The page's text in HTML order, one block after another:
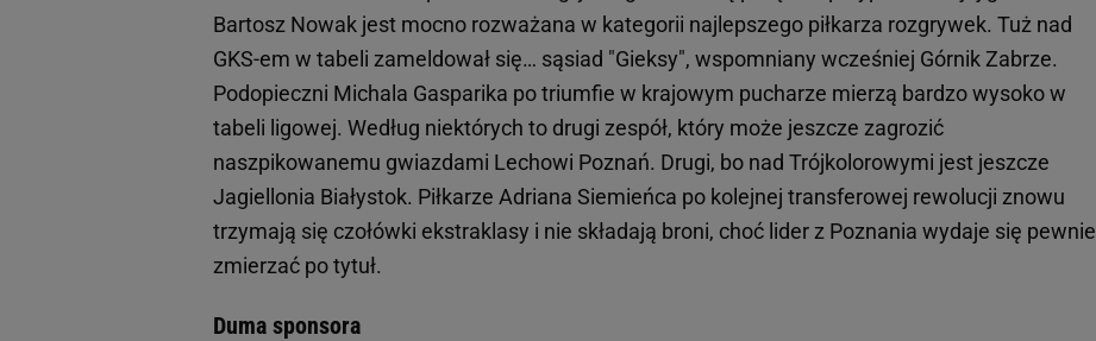
Bartosz Nowak jest mocno rozważana w kategorii najlepszego piłkarza rozgrywek. Tuż nad
GKS-em w tabeli zameldował się… sąsiad "Gieksy", wspomniany wcześniej Górnik Zabrze.
Podopieczni Michala Gasparika po triumfie w krajowym pucharze mierzą bardzo wysoko w
tabeli ligowej. Według niektórych to drugi zespół, który może jeszcze zagrozić
naszpikowanemu gwiazdami Lechowi Poznań. Drugi, bo nad Trójkolorowymi jest jeszcze
Jagiellonia Białystok. Piłkarze Adriana Siemieńca po kolejnej transferowej rewolucji znowu
trzymają się czołówki ekstraklasy i nie składają broni, choć lider z Poznania wydaje się pewnie
zmierzać po tytuł.
Duma sponsora